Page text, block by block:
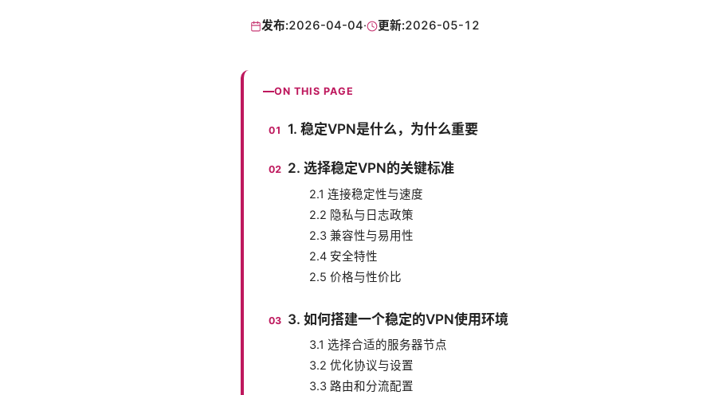
发布:2026-04-04· 更新:2026-05-12
ON THIS PAGE
1. 稳定VPN是什么，为什么重要
2. 选择稳定VPN的关键标准
2.1 连接稳定性与速度
2.2 隐私与日志政策
2.3 兼容性与易用性
2.4 安全特性
2.5 价格与性价比
3. 如何搭建一个稳定的VPN使用环境
3.1 选择合适的服务器节点
3.2 优化协议与设置
3.3 路由和分流配置